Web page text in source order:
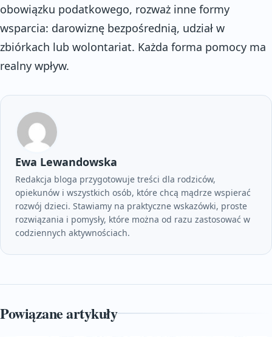
obowiązku podatkowego, rozważ inne formy
wsparcia: darowiznę bezpośrednią, udział w
zbiórkach lub wolontariat. Każda forma pomocy ma
realny wpływ.
Ewa Lewandowska
Redakcja bloga przygotowuje treści dla rodziców,
opiekunów i wszystkich osób, które chcą mądrze wspierać
rozwój dzieci. Stawiamy na praktyczne wskazówki, proste
rozwiązania i pomysły, które można od razu zastosować w
codziennych aktywnościach.
Powiązane artykuły